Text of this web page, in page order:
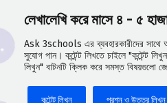
লেখালেখি করে মাসে ৪ - ৫
Ask 3schools এর ব্যবহারকারীদের সাথে
সুযোগ পান। কন্টেন্ট লিখতে চাইলে
লিখুন" বাটনটি ক্লিক করে সমস্ত বিষয়গুলো
কন্টেন্ট লিখুন প্রশ্ন ও উত্তর লিখুন